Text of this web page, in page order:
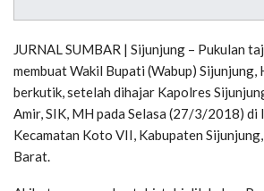
JURNAL SUMBAR | Sijunjung – Pukulan
membuat Wakil Bupati (Wabup)
berkutik, setelah dihajar Kapolres
Amir, SIK, MH pada Selasa (27/3/2018)
Kecamatan Koto VII, Kabupaten
Barat.